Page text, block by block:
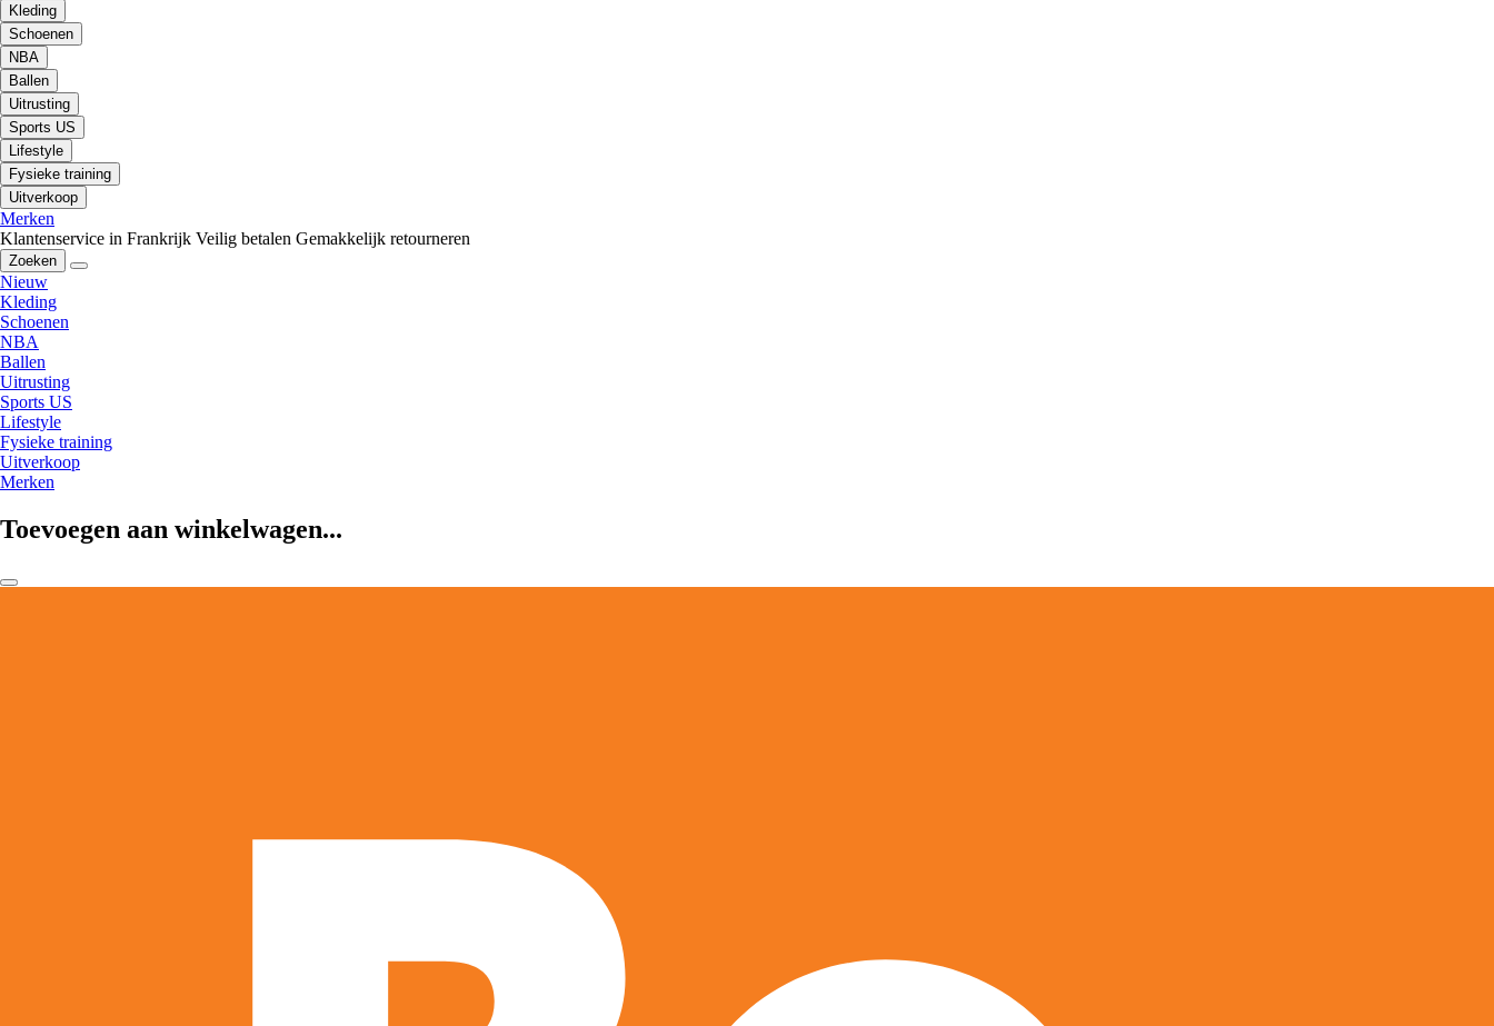
Kleding
Schoenen
NBA
Ballen
Uitrusting
Sports US
Lifestyle
Fysieke training
Uitverkoop
Merken
Klantenservice in Frankrijk Veilig betalen Gemakkelijk retourneren
Zoeken
Nieuw
Kleding
Schoenen
NBA
Ballen
Uitrusting
Sports US
Lifestyle
Fysieke training
Uitverkoop
Merken
Toevoegen aan winkelwagen...